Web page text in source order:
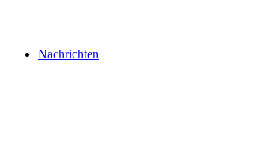
Nachrichten